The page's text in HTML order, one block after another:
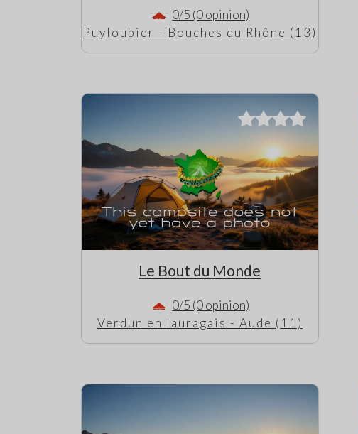
0/5 (0 opinion)
Puyloubier - Bouches du Rhône (13)
Le Bout du Monde
0/5 (0 opinion)
Verdun en lauragais - Aude (11)